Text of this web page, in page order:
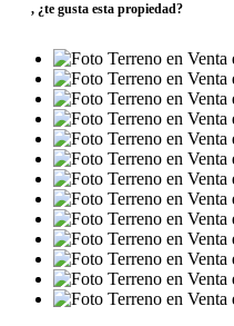
, ¿te gusta esta propiedad?